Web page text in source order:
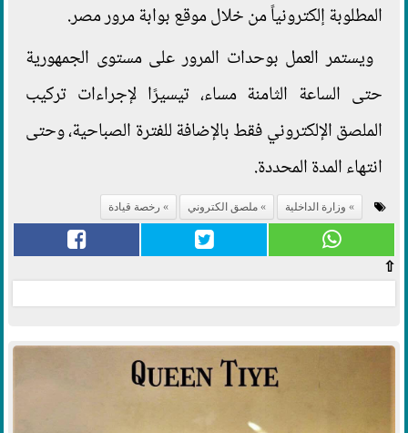
المطلوبة إلكترونياً من خلال موقع بوابة مرور مصر.
ويستمر العمل بوحدات المرور على مستوى الجمهورية
حتى الساعة الثامنة مساء، تيسيرًا لإجراءات تركيب
الملصق الإلكتروني فقط بالإضافة للفترة الصباحية، وحتى
انتهاء المدة المحددة.
وزارة الداخلية ملصق الكتروني رخصة قيادة
⇧